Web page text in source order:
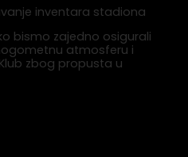
inventara stadiona
bismo zajedno osigurali
atmosferu i
zbog propusta u